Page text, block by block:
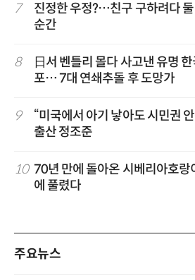
7
진정한 우정?…친구 구하려다 둘
순간
8
日서 벤틀리 몰다 사고낸 유명
포… 7대 연쇄추돌 후 도망가
9
“미국에서 아기 낳아도 시민권
출산 정조준
10 70년 만에 돌아온 시베리아호
에 풀렸다
주요뉴스